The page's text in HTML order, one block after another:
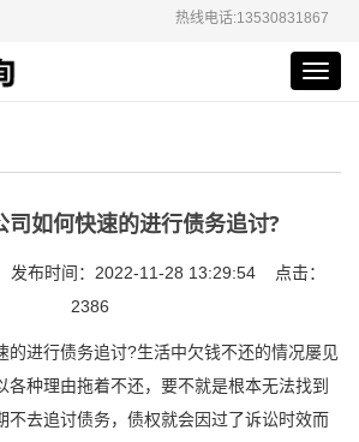
热线电话:13530831867
司如何快速的进行债务追讨?
布时间：2022-11-28 13:29:54 点击：
2386
的进行债务追讨?生活中欠钱不还的情况屡见
各种理由拖着不还，要不就是根本无法找到
不去追讨债务，债权就会因过了诉讼时效而